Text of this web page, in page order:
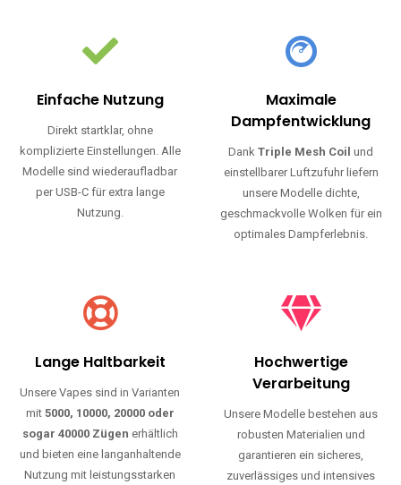
Einfache Nutzung
Direkt startklar, ohne
komplizierte Einstellungen. Alle
Modelle sind wiederaufladbar
per USB-C für extra lange
Nutzung.
Maximale
Dampfentwicklung
DankTriple Mesh Coil und
einstellbarer Luftzufuhr liefern
unsere Modelle dichte,
geschmackvolle Wolken für ein
optimales Dampferlebnis.
Lange Haltbarkeit
Unsere Vapes sind in Varianten
mit 5000, 10000, 20000 oder
sogar 40000 Zügen erhältlich
und bieten eine langanhaltende
Nutzung mit leistungsstarken
Hochwertige
Verarbeitung
Unsere Modelle bestehen aus
robusten Materialien und
garantieren ein sicheres,
zuverlässiges und intensives